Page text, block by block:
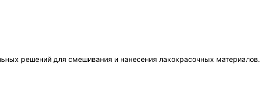
решений для смешивания и нанесения лакокрасочных материалов.